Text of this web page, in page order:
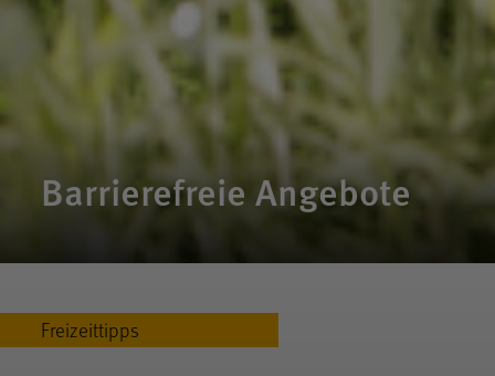
Barrierefreie Angebote
Freizeittipps